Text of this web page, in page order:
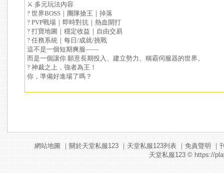
⚔️ 多元玩法內容
? 世界BOSS｜團隊搶王｜掉落
? PVP戰場｜即時對抗｜熱血開打
? 打寶地圖｜穩定收益｜自由交易
? 任務系統｜每日/成就/挑戰
這不是一個短期爽服——
而是一個讓你 願意長期投入、建立勢力、稱霸伺服器的世界。
? 神裁之上，強者為王！
你，準備好進場了嗎？
網站地圖 ｜ 關於天堂私服123｜ 天堂私服123列表｜ 免責聲明 ｜
天堂私服123© https://